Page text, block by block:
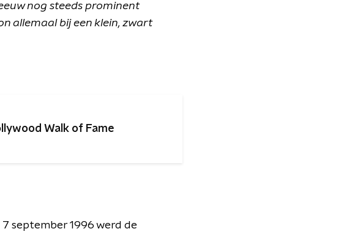
nog steeds prominent
allemaal bij een klein, zwart
Walk of Fame
7 september 1996 werd de